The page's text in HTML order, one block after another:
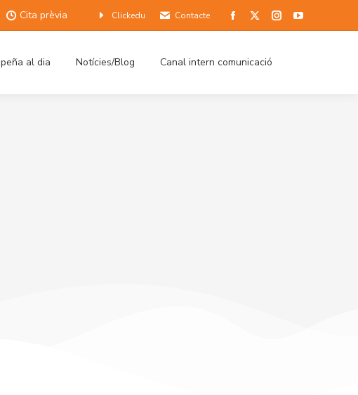
Cita prèvia Clickedu Contacte
al dia Notícies/Blog Canal intern comunicació